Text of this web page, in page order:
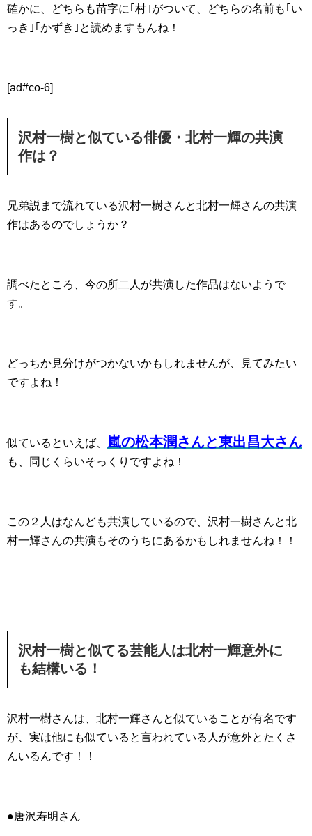
確かに、どちらも苗字に｢村｣がついて、どちらの名前も｢い
っき｣｢かずき｣と読めますもんね！
[ad#co-6]
沢村一樹と似ている俳優・北村一輝の共演
作は？
兄弟説まで流れている沢村一樹さんと北村一輝さんの共演
作はあるのでしょうか？
調べたところ、今の所二人が共演した作品はないようで
す。
どっちか見分けがつかないかもしれませんが、見てみたい
ですよね！
似ているといえば、 嵐の松本潤さんと東出昌大さん
も、同じくらいそっくりですよね！
この２人はなんども共演しているので、沢村一樹さんと北
村一輝さんの共演もそのうちにあるかもしれませんね！！
沢村一樹と似てる芸能人は北村一輝意外に
も結構いる！
沢村一樹さんは、北村一輝さんと似ていることが有名です
が、実は他にも似ていると言われている人が意外とたくさ
んいるんです！！
●唐沢寿明さん